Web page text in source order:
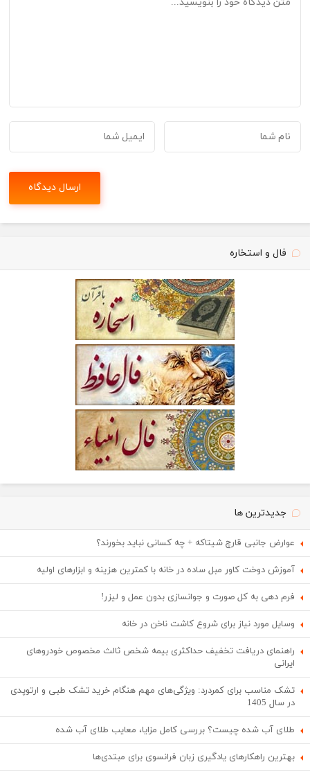
فال و استخاره
جدیدترین ها
عوارض جانبی قارچ شیتاکه + چه کسانی نباید بخورند؟
آموزش دوخت کاور مبل ساده در خانه با کمترین هزینه و ابزارهای اولیه
فرم دهی به کل صورت و جوانسازی بدون عمل و لیزر!
وسایل مورد نیاز برای شروع کاشت ناخن در خانه
راهنمای دریافت تخفیف حداکثری بیمه شخص ثالث مخصوص خودروهای
ایرانی
تشک مناسب برای کمردرد: ویژگی‌های مهم هنگام خرید تشک طبی و ارتوپدی
در سال 1405
طلای آب شده چیست؟ بررسی کامل مزایا، معایب طلای آب شده
بهترین راهکارهای یادگیری زبان فرانسوی برای مبتدی‌ها